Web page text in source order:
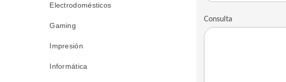
Electrodomésticos
Gaming
Impresión
Informática
Consulta